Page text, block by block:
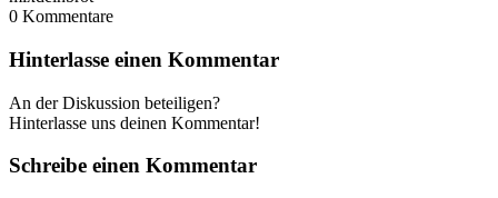
0 Kommentare
Hinterlasse einen Kommentar
An der Diskussion beteiligen?
Hinterlasse uns deinen Kommentar!
Schreibe einen Kommentar